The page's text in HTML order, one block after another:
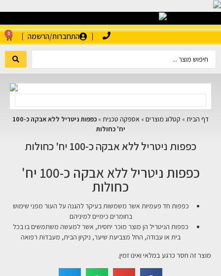
התחברות/הרשמה 0
דף הבית » קטלוג מוצרים » אספקה טכנית »
כפפות ניטריל ללא אבקה כ-100
יח' כחולות
כפפות ניטריל ללא אבקה כ-100 יח' כחולות
כפפות ניטריל ללא אבקה כ-100 יח'
כחולות
כפפות חד פעמיות אשר משמשות בעיקר להגנה על העור מפני שימוש
בחומרים כימיים למיניהם
כפפות הניטריל הן מוצר מוכר יחסית, אשר למעשה משתמשים בו בכל
בית או עבודה, החל מצביעת שיער, ניקיון הבית, מעבדות רפואה
מוצר זה חסר כרגע במלאי ואינו זמין.